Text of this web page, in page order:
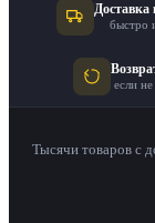
Доставка
быстро
если
Тысячи товаров с